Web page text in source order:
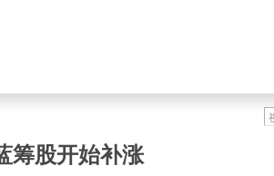
筹股开始补涨